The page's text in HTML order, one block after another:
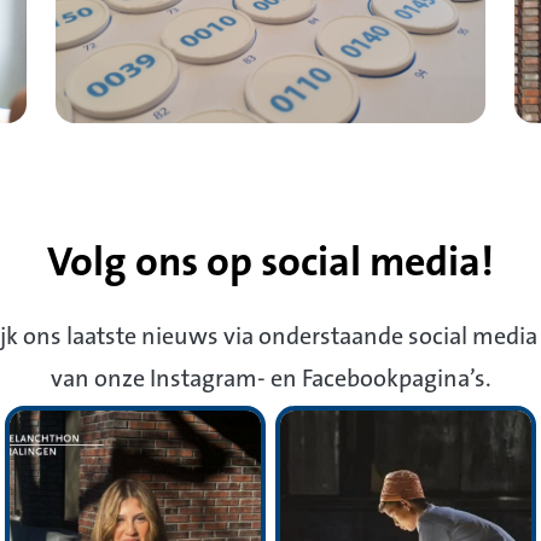
Volg ons op social media!
ons laatste nieuws via onderstaande social
van onze Instagram- en Facebookpagina’s.